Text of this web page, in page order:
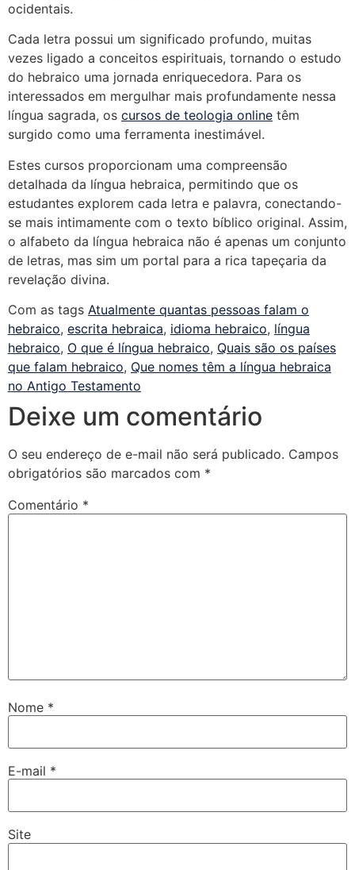
ocidentais.
Cada letra possui um significado profundo, muitas
vezes ligado a conceitos espirituais, tornando o estudo
do hebraico uma jornada enriquecedora. Para os
interessados em mergulhar mais profundamente nessa
língua sagrada, os cursos de teologia online têm
surgido como uma ferramenta inestimável.
Estes cursos proporcionam uma compreensão
detalhada da língua hebraica, permitindo que os
estudantes explorem cada letra e palavra, conectando-
se mais intimamente com o texto bíblico original. Assim,
o alfabeto da língua hebraica não é apenas um conjunto
de letras, mas sim um portal para a rica tapeçaria da
revelação divina.
Com as tags Atualmente quantas pessoas falam o
hebraico, escrita hebraica, idioma hebraico, língua
hebraico, O que é língua hebraico, Quais são os países
que falam hebraico, Que nomes têm a língua hebraica
no Antigo Testamento
Deixe um comentário
O seu endereço de e-mail não será publicado. Campos
obrigatórios são marcados com *
Comentário *
Nome *
E-mail *
Site